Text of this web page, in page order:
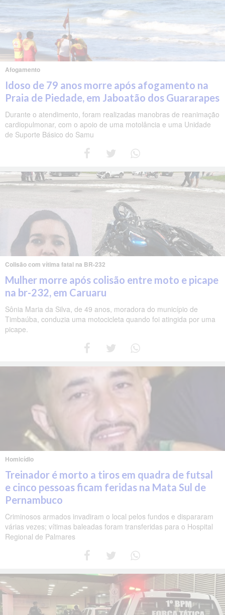
Afogamento
Idoso de 79 anos morre após afogamento na
Praia de Piedade, em Jaboatão dos Guararapes
Durante o atendimento, foram realizadas manobras de reanimação
cardiopulmonar, com o apoio de uma motolância e uma Unidade
de Suporte Básico do Samu
Colisão com vítima fatal na BR-232
Mulher morre após colisão entre moto e picape
na br-232, em Caruaru
Sônia Maria da Silva, de 49 anos, moradora do município de
Timbaúba, conduzia uma motocicleta quando foi atingida por uma
picape.
Homicídio
Treinador é morto a tiros em quadra de futsal
e cinco pessoas ficam feridas na Mata Sul de
Pernambuco
Criminosos armados invadiram o local pelos fundos e dispararam
várias vezes; vítimas baleadas foram transferidas para o Hospital
Regional de Palmares